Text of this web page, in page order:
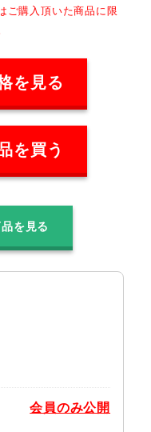
ご購入頂いた商品に限
を見る
を買う
を見る
会員のみ公開